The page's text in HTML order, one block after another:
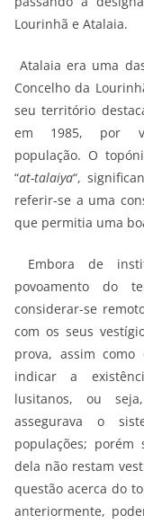
Lourinhã e Atalaia.
Atalaia era uma
Concelho da
seu território
em 1985, por
população. O
“at-talaiya“,
referir-se a uma
que permitia uma
Embora de
povoamento do
considerar-se
com os seus
prova, assim
indicar a
lusitanos, ou
assegurava o
populações;
dela não restam
questão acerca do
anteriormente,